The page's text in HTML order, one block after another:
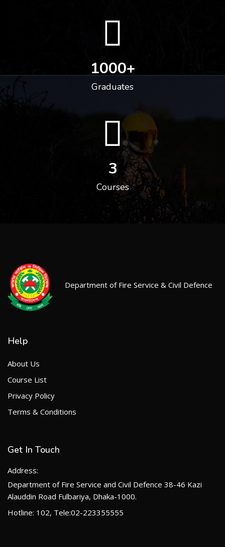
1000+
Graduates
3
Courses
Department of Fire Service & Civil Defence
Help
About Us
Course List
Privacy Policy
Terms & Conditions
Get In Touch
Address:
Department of Fire Service and Civil Defence 38-46 Kazi
Alauddin Road Fulbariya, Dhaka-1000.
Hotline: 102, Tele:02-223355555